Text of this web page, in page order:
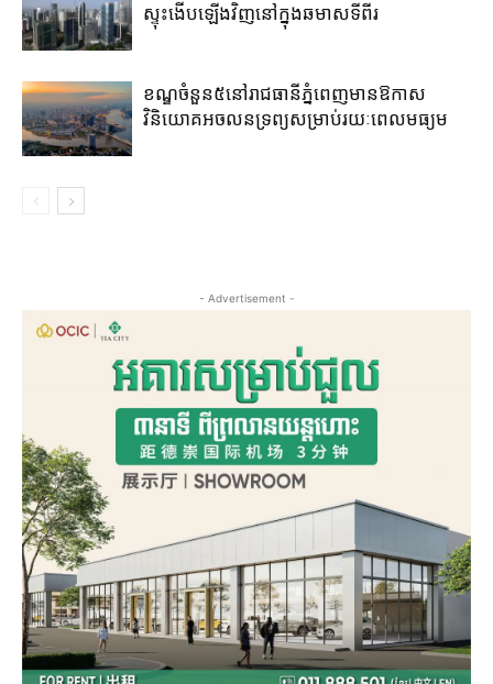
ស្ទុះ​ងើប​ឡើង​វិញ​នៅ​ក្នុង​ឆមាស​ទីពីរ​​
ខណ្ឌចំនួន៥​នៅ​រាជធានីភ្នំពេញ​មាន​ឱកាស​
វិនិយោគ​អចលនទ្រព្យ​សម្រាប់​រយៈ​ពេល​មធ្យម​
- Advertisement -